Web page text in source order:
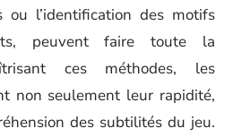
ou l’identification des motifs
peuvent faire toute la
ces méthodes, les
non seulement leur rapidité,
des subtilités du jeu.